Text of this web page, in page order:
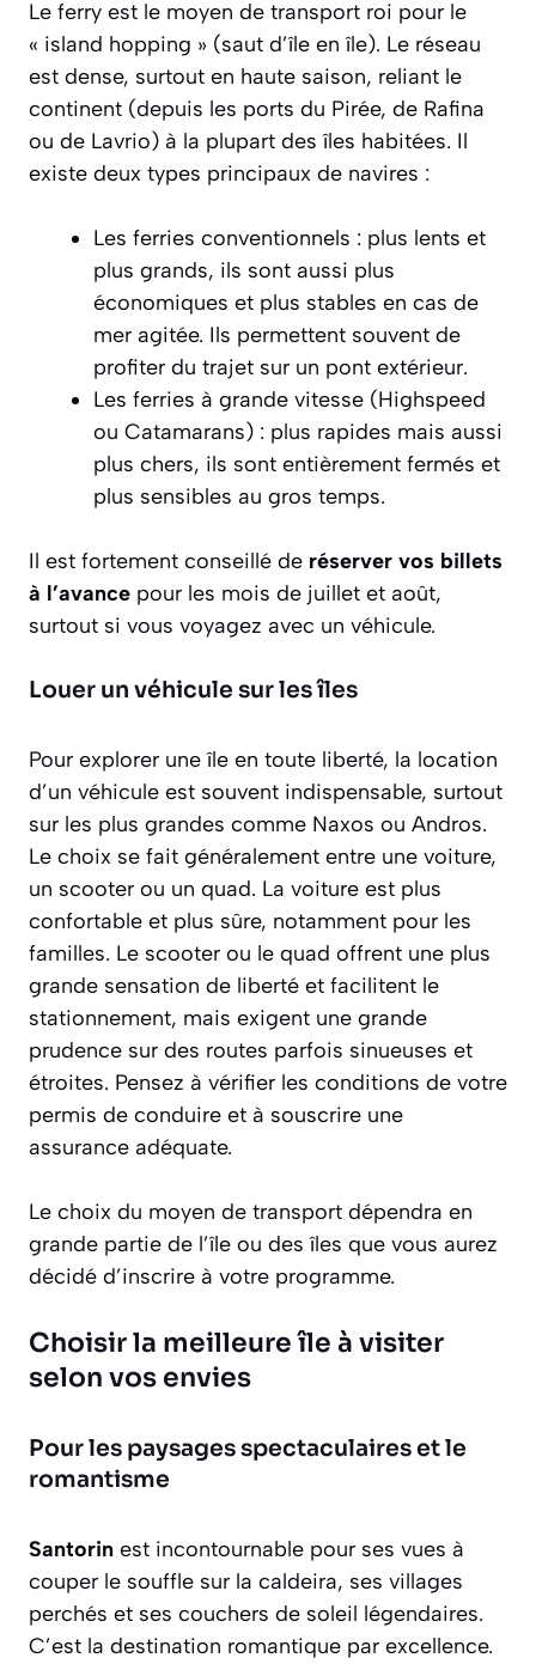
Le ferry est le moyen de transport roi pour le
« island hopping » (saut d’île en île). Le réseau
est dense, surtout en haute saison, reliant le
continent (depuis les ports du Pirée, de Rafina
ou de Lavrio) à la plupart des îles habitées. Il
existe deux types principaux de navires :
Les ferries conventionnels : plus lents et
plus grands, ils sont aussi plus
économiques et plus stables en cas de
mer agitée. Ils permettent souvent de
profiter du trajet sur un pont extérieur.
Les ferries à grande vitesse (Highspeed
ou Catamarans) : plus rapides mais aussi
plus chers, ils sont entièrement fermés et
plus sensibles au gros temps.
Il est fortement conseillé de réserver vos billets
à l’avance pour les mois de juillet et août,
surtout si vous voyagez avec un véhicule.
Louer un véhicule sur les îles
Pour explorer une île en toute liberté, la location
d’un véhicule est souvent indispensable, surtout
sur les plus grandes comme Naxos ou Andros.
Le choix se fait généralement entre une voiture,
un scooter ou un quad. La voiture est plus
confortable et plus sûre, notamment pour les
familles. Le scooter ou le quad offrent une plus
grande sensation de liberté et facilitent le
stationnement, mais exigent une grande
prudence sur des routes parfois sinueuses et
étroites. Pensez à vérifier les conditions de votre
permis de conduire et à souscrire une
assurance adéquate.
Le choix du moyen de transport dépendra en
grande partie de l’île ou des îles que vous aurez
décidé d’inscrire à votre programme.
Choisir la meilleure île à visiter
selon vos envies
Pour les paysages spectaculaires et le
romantisme
Santorin est incontournable pour ses vues à
couper le souffle sur la caldeira, ses villages
perchés et ses couchers de soleil légendaires.
C’est la destination romantique par excellence.